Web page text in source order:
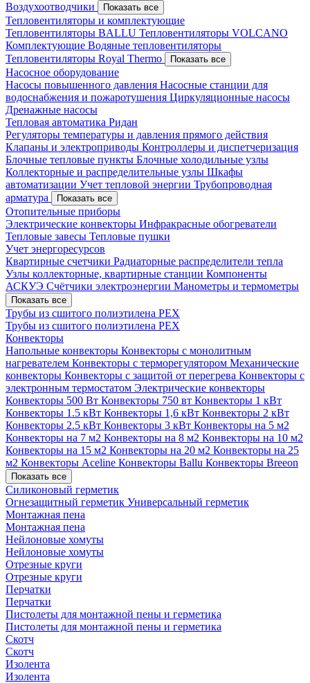
Воздухоотводчики
Показать все
Тепловентиляторы и комплектующие
Тепловентиляторы BALLU Тепловентиляторы VOLCANO
Комплектующие Водяные тепловентиляторы
Тепловентиляторы Royal Thermo
Показать все
Насосное оборудование
Насосы повышенного давления Насосные станции для
водоснабжения и пожаротушения Циркуляционные насосы
Дренажные насосы
Тепловая автоматика Ридан
Регуляторы температуры и давления прямого действия
Клапаны и электроприводы Контроллеры и диспетчеризация
Блочные тепловые пункты Блочные холодильные узлы
Коллекторные и распределительные узлы Шкафы
автоматизации Учет тепловой энергии Трубопроводная
арматура
Показать все
Отопительные приборы
Электрические конвекторы Инфракрасные обогреватели
Тепловые завесы Тепловые пушки
Учет энергоресурсов
Квартирные счетчики Радиаторные распределители тепла
Узлы коллекторные, квартирные станции Компоненты
АСКУЭ Счётчики электроэнергии Манометры и термометры
Показать все
Трубы из сшитого полиэтилена PEX
Трубы из сшитого полиэтилена PEX
Конвекторы
Напольные конвекторы Конвекторы с монолитным
нагревателем Конвекторы с терморегулятором Механические
конвекторы Конвекторы с защитой от перегрева Конвекторы с
электронным термостатом Электрические конвекторы
Конвекторы 500 Вт Конвекторы 750 вт Конвекторы 1 кВт
Конвекторы 1.5 кВт Конвекторы 1,6 кВт Конвекторы 2 кВт
Конвекторы 2.5 кВт Конвекторы 3 кВт Конвекторы на 5 м2
Конвекторы на 7 м2 Конвекторы на 8 м2 Конвекторы на 10 м2
Конвекторы на 15 м2 Конвекторы на 20 м2 Конвекторы на 25
м2 Конвекторы Aceline Конвекторы Ballu Конвекторы Breeon
Показать все
Силиконовый герметик
Огнезащитный герметик Универсальный герметик
Монтажная пена
Монтажная пена
Нейлоновые хомуты
Нейлоновые хомуты
Отрезные круги
Отрезные круги
Перчатки
Перчатки
Пистолеты для монтажной пены и герметика
Пистолеты для монтажной пены и герметика
Скотч
Скотч
Изолента
Изолента